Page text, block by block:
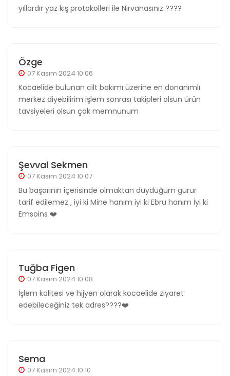
yıllardır yaz kış protokolleri ile Nirvanasınız ????
Özge
07 Kasım 2024 10:06
Kocaelide bulunan cilt bakımı üzerine en donanımlı
merkez diyebilirim işlem sonrası takipleri olsun ürün
tavsiyeleri olsun çok memnunum
Şevval Sekmen
07 Kasım 2024 10:07
Bu başarının içerisinde olmaktan duyduğum gurur
tarif edilemez , iyi ki Mine hanım iyi ki Ebru hanım İyi ki
Emsoins ❤️
Tuğba Figen
07 Kasım 2024 10:08
İşlem kalitesi ve hijyen olarak kocaelide ziyaret
edebileceğiniz tek adres????❤️
Sema
07 Kasım 2024 10:10